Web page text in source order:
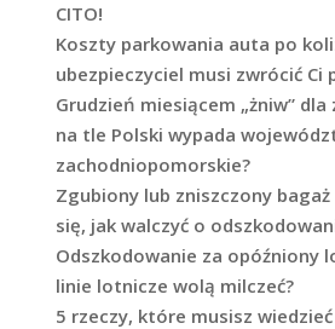
CITO!
Koszty parkowania auta po
ubezpieczyciel musi zwrócić Ci
Grudzień miesiącem „żniw” dla
na tle Polski wypada
zachodniopomorskie?
Zgubiony lub zniszczony bagaż
się, jak walczyć o
Odszkodowanie za opóźniony
linie lotnicze wolą milczeć?
5 rzeczy, które musisz